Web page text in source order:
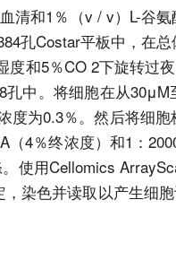
清和1％（v / v）L-谷
孔Costar平板中，在
和5％CO 2下旋转过
中。将细胞在从
度为0.3％。然后将细
4％终浓度）和1：
使用Cellomics
染色并读取以产生细